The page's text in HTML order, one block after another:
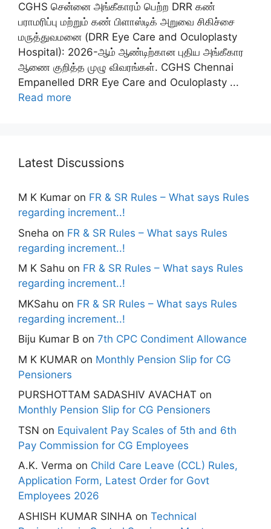
CGHS சென்னை அங்கீகாரம் பெற்ற DRR கண்
பராமரிப்பு மற்றும் கண் பிளாஸ்டிக் அறுவை சிகிச்சை
மருத்துவமனை (DRR Eye Care and Oculoplasty
Hospital): 2026-ஆம் ஆண்டிற்கான புதிய அங்கீகார
ஆணை குறித்த முழு விவரங்கள். CGHS Chennai
Empanelled DRR Eye Care and Oculoplasty ...
Read more
Latest Discussions
M K Kumar on FR & SR Rules – What says Rules
regarding increment..!
Sneha on FR & SR Rules – What says Rules
regarding increment..!
M K Sahu on FR & SR Rules – What says Rules
regarding increment..!
MKSahu on FR & SR Rules – What says Rules
regarding increment..!
Biju Kumar B on 7th CPC Condiment Allowance
M K KUMAR on Monthly Pension Slip for CG
Pensioners
PURSHOTTAM SADASHIV AVACHAT on
Monthly Pension Slip for CG Pensioners
TSN on Equivalent Pay Scales of 5th and 6th
Pay Commission for CG Employees
A.K. Verma on Child Care Leave (CCL) Rules,
Application Form, Latest Order for Govt
Employees 2026
ASHISH KUMAR SINHA on Technical